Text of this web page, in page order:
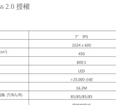
2.0 授權